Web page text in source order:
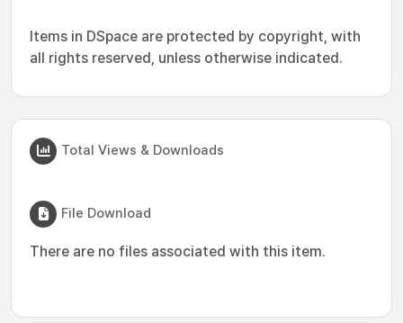
Items in DSpace are protected by copyright, with
all rights reserved, unless otherwise indicated.
Total Views & Downloads
File Download
There are no files associated with this item.